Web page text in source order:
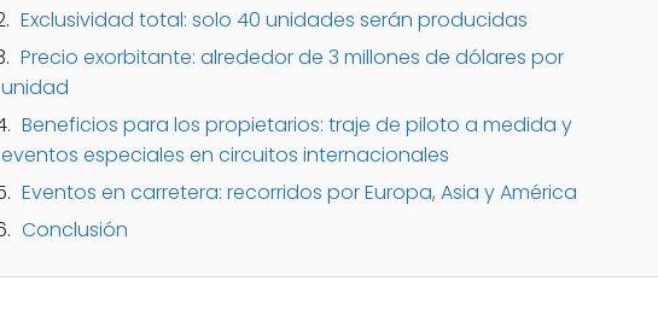
Exclusividad total: solo 40 unidades serán producidas
Precio exorbitante: alrededor de 3 millones de dólares por
unidad
Beneficios para los propietarios: traje de piloto a medida y
eventos especiales en circuitos internacionales
Eventos en carretera: recorridos por Europa, Asia y América
Conclusión